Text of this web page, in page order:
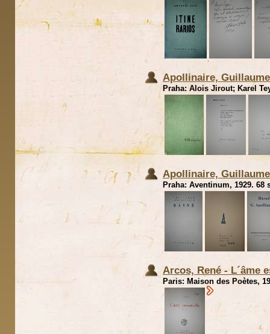
Apollinaire,
Praha: Alois Jirout; Karel
Apollinaire,
Praha: Aventinum, 1929. 68
Arcos, René - L´âme
Paris: Maison des Poètes,